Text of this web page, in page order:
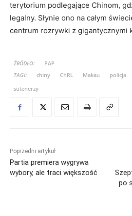
terytorium podlegające Chinom,
legalny. Słynie ono na całym
centrum rozrywki z gigantycznymi
ŹRÓDŁO:
PAP
TAGI:
chiny ChRL Makau policja
sutenerzy
Poprzedni artykuł
Partia premiera wygrywa
wybory, ale traci większość
po